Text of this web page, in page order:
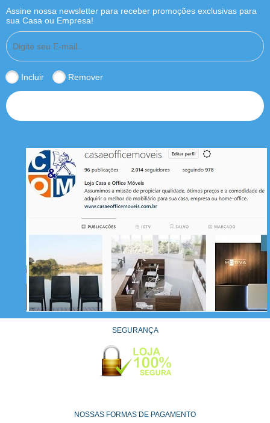
Assine nossa newsletter para receber promoções exclusivas para
sua Casa ou Empresa!
Incluir Remover
SEGURANÇA
NOSSAS FORMAS DE PAGAMENTO